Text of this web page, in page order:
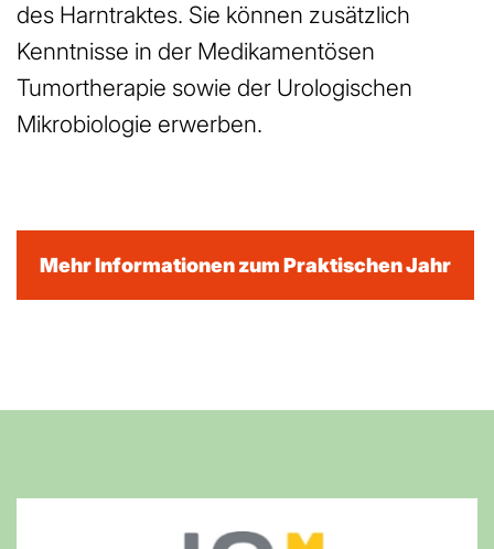
des Harntraktes. Sie können zusätzlich
Kenntnisse in der Medikamentösen
Tumortherapie sowie der Urologischen
Mikrobiologie erwerben.
Mehr Informationen zum Praktischen Jahr